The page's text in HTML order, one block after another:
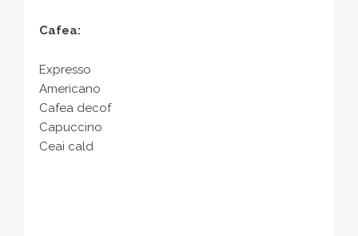
Cafea:
Expresso
Americano
Cafea decof
Capuccino
Ceai cald